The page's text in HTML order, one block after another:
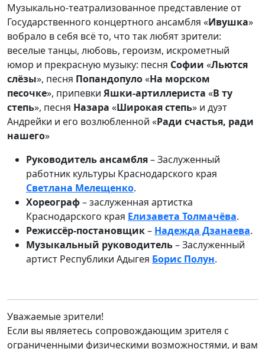
Музыкально-театрализованное представление от
Государственного концертного ансамбля «Ивушка»
вобрало в себя всё то, что так любят зрители:
веселые танцы, любовь, героизм, искрометный
юмор и прекрасную музыку: песня Софии «Льются
слёзы», песня Попандопуло«На морском
песочке», припевки Яшки-артиллериста «В ту
степь», песня Назара «Широкая степь» и дуэт
Андрейки и его возлюбленной «Ради счастья, ради
нашего»
Руководитель ансамбля– Заслуженный
работник культуры Краснодарского края
Светлана Мелещенко.
Хореограф– заслуженная артистка
Краснодарского края Елизавета Толмачёва.
Режиссёр-постановщик– Надежда Дзанаева.
Музыкальный руководитель– Заслуженный
артист Республики Адыгея Борис Полун.
Уважаемые зрители!
Если вы являетесь сопровождающим зрителя с
ограниченными физическими возможностями, и вам